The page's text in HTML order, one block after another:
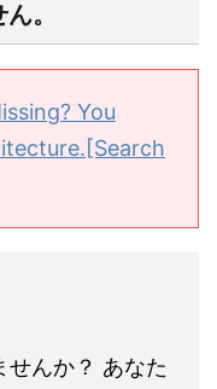
。
You
んか？ あなた